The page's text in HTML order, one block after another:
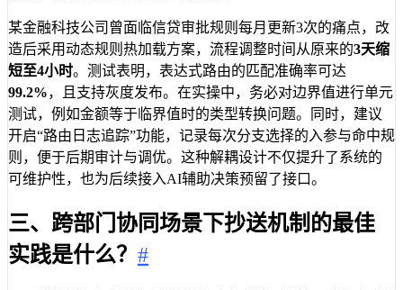
某金融科技公司曾面临信贷审批规则每月更新3次的痛点，改
造后采用动态规则热加载方案，流程调整时间从原来的3天缩
短至4小时。测试表明，表达式路由的匹配准确率可达
99.2%，且支持灰度发布。在实操中，务必对边界值进行单元
测试，例如金额等于临界值时的类型转换问题。同时，建议
开启“路由日志追踪”功能，记录每次分支选择的入参与命中规
则，便于后期审计与调优。这种解耦设计不仅提升了系统的
可维护性，也为后续接入AI辅助决策预留了接口。
三、跨部门协同场景下抄送机制的最佳
实践是什么？ #